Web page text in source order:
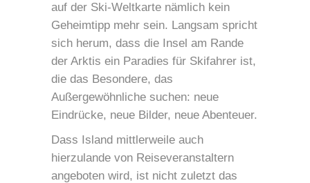
auf der Ski-Weltkarte nämlich kein
Geheimtipp mehr sein. Langsam spricht
sich herum, dass die Insel am Rande
der Arktis ein Paradies für Skifahrer ist,
die das Besondere, das
Außergewöhnliche suchen: neue
Eindrücke, neue Bilder, neue Abenteuer.
Dass Island mittlerweile auch
hierzulande von Reiseveranstaltern
angeboten wird, ist nicht zuletzt das